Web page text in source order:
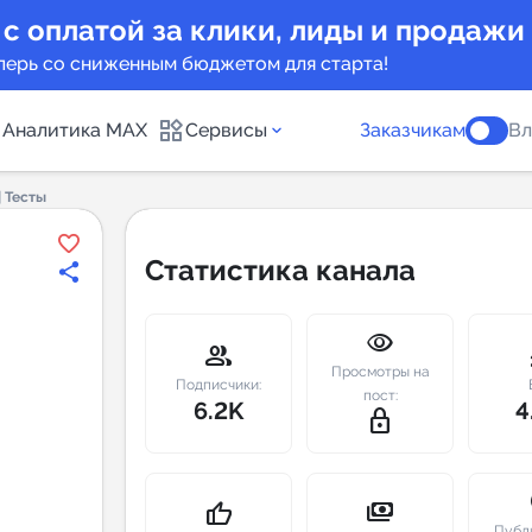
оплатой за клики, лиды и продажи
со сниженным бюджетом для старта!
Аналитика MAX Сервисы
Индекс
Telegram
New
Заказчикам
Тесты
Статистика канала
group
Подписчики:
6.2K
visibility
Просмотры на
пост:
lock_outline
thumb_up payments